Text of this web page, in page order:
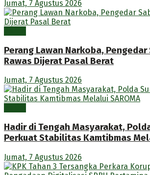
Jumat, 7 Agustus 2026
Perang Lawan Narkoba, Pengedar
Rawas Dijerat Pasal Berat
Jumat, 7 Agustus 2026
Hadir di Tengah Masyarakat,
Perkuat Stabilitas Kamtibmas
Jumat, 7 Agustus 2026